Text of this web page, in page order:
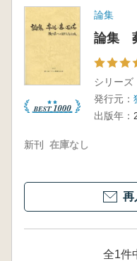
論集
論集
シリーズ
発行元：
出版年：
新刊 在庫なし
再
全1件